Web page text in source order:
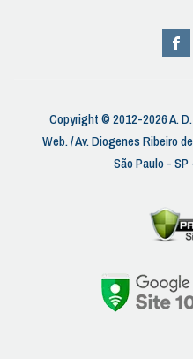
Copyright © 2012-2026 A.
Web. / Av. Diogenes Ribeiro
São Paulo -